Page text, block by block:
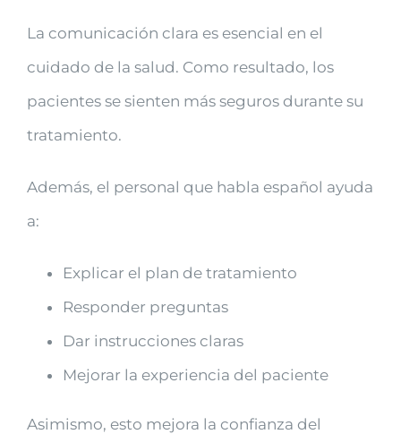
La comunicación clara es esencial en el
cuidado de la salud. Como resultado, los
pacientes se sienten más seguros durante su
tratamiento.
Además, el personal que habla español ayuda
a:
Explicar el plan de tratamiento
Responder preguntas
Dar instrucciones claras
Mejorar la experiencia del paciente
Asimismo, esto mejora la confianza del